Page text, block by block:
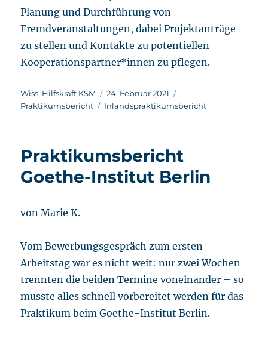
Planung und Durchführung von
Fremdveranstaltungen, dabei Projektanträge
zu stellen und Kontakte zu potentiellen
Kooperationspartner*innen zu pflegen.
Autor
Wiss. Hilfskraft KSM
Veröffentlicht
am
24. Februar 2021
Praktikumsbericht
Schlagwörter
Inlandspraktikumsbericht
Praktikumsbericht
Goethe-Institut Berlin
von Marie K.
Vom Bewerbungsgespräch zum ersten
Arbeitstag war es nicht weit: nur zwei Wochen
trennten die beiden Termine voneinander – so
musste alles schnell vorbereitet werden für das
Praktikum beim Goethe-Institut Berlin.